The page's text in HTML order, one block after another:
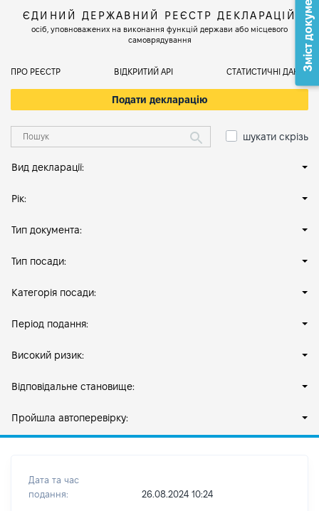
ЄДИНИЙ ДЕРЖАВНИЙ РЕЄСТР ДЕКЛАРАЦІЙ
осіб, уповноважених на виконання функцій держави або місцевого
самоврядування
ПРО РЕЄСТР ВІДКРИТИЙ АРІ СТАТИСТИЧНІ ДАНІ
Подати декларацію
шукати скрізь
Вид декларації:
Рік:
Тип документа:
Тип посади:
Категорія посади:
Період подання:
Високий ризик:
Відповідальне становище:
Пройшла автоперевірку:
Дата та час
подання:
26.08.2024 10:24
Зміст документа